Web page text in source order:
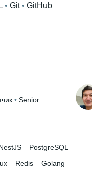
• Git • GitHub
• Senior
PostgreSQL
Redis
Golang